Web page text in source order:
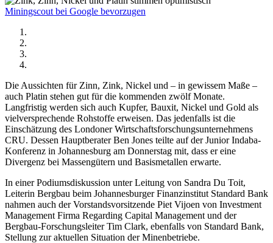
Miningscout bei Google bevorzugen
Die Aussichten für Zinn, Zink, Nickel und – in gewissem Maße –
auch Platin stehen gut für die kommenden zwölf Monate.
Langfristig werden sich auch Kupfer, Bauxit, Nickel und Gold als
vielversprechende Rohstoffe erweisen. Das jedenfalls ist die
Einschätzung des Londoner Wirtschaftsforschungsunternehmens
CRU. Dessen Hauptberater Ben Jones teilte auf der Junior Indaba-
Konferenz in Johannesburg am Donnerstag mit, dass er eine
Divergenz bei Massengütern und Basismetallen erwarte.
In einer Podiumsdiskussion unter Leitung von Sandra Du Toit,
Leiterin Bergbau beim Johannesburger Finanzinstitut Standard Bank
nahmen auch der Vorstandsvorsitzende Piet Vijoen von Investment
Management Firma Regarding Capital Management und der
Bergbau-Forschungsleiter Tim Clark, ebenfalls von Standard Bank,
Stellung zur aktuellen Situation der Minenbetriebe.